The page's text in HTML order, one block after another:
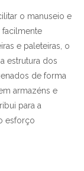
o manuseio e
facilmente
e paleteiras, o
estrutura dos
de forma
armazéns e
para a
esforço